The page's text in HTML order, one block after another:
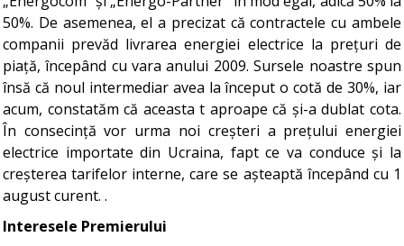
50%. De asemenea, el a precizat că contractele cu ambele
companii prevăd livrarea energiei electrice la prețuri de
piață, începând cu vara anului 2009. Sursele noastre spun
însă că noul intermediar avea la început o cotă de 30%, iar
acum, constatăm că aceasta t aproape că și-a dublat cota.
În consecință vor urma noi creșteri a prețului energiei
electrice importate din Ucraina, fapt ce va conduce și la
creșterea tarifelor interne, care se așteaptă începând cu 1
august curent. .
Interesele Premierului